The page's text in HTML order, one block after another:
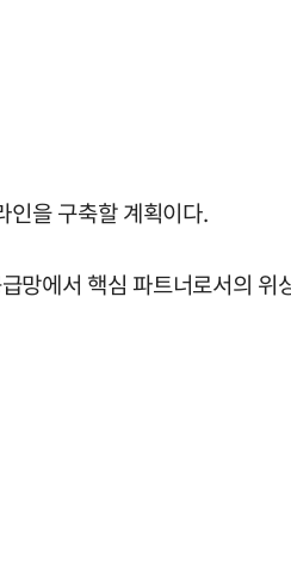
인을 구축할 계획이다.
망에서 핵심 파트너로서의 위